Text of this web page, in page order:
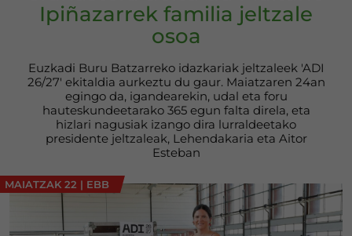
Ipiñazarrek familia jeltzale
osoa
Euzkadi Buru Batzarreko idazkariak jeltzaleek 'ADI
26/27' ekitaldia aurkeztu du gaur. Maiatzaren 24an
egingo da, igandearekin, udal eta foru
hauteskundeetarako 365 egun falta direla, eta
hizlari nagusiak izango dira lurraldeetako
presidente jeltzaleak, Lehendakaria eta Aitor
Esteban
MAIATZAK 22 | EBB